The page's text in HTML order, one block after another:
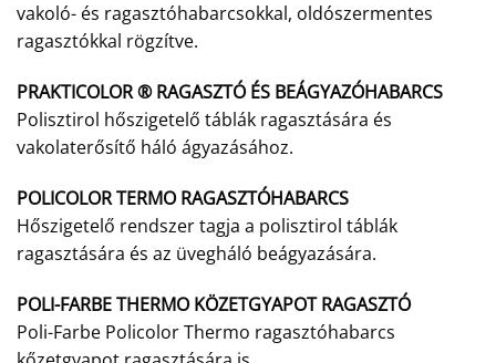
vakoló- és ragasztóhabarcsokkal, oldószermentes
ragasztókkal rögzítve.
PRAKTICOLOR ® RAGASZTÓ ÉS BEÁGYAZÓHABARCS
Polisztirol hőszigetelő táblák ragasztására és
vakolaterősítő háló ágyazásához.
POLICOLOR TERMO RAGASZTÓHABARCS
Hőszigetelő rendszer tagja a polisztirol táblák
ragasztására és az üvegháló beágyazására.
POLI-FARBE THERMO KÖZETGYAPOT RAGASZTÓ
Poli-Farbe Policolor Thermo ragasztóhabarcs